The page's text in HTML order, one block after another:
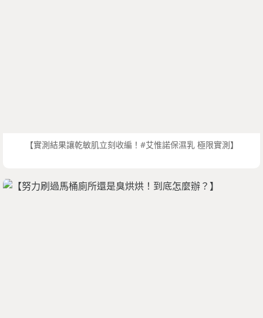
【實測結果讓乾敏肌立刻收編！#艾惟諾保濕乳 極限實測】